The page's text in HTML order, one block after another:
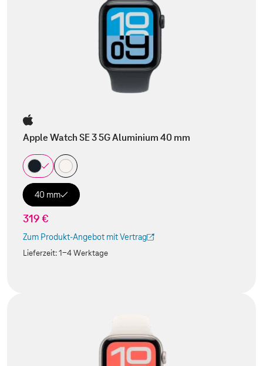
Apple Watch SE 3 5G Aluminium 40 mm
40 mm
319 €
Zum Produkt-Angebot mit Vertrag
(Der Link wird in einem neuen Tab geöffnet)
Lieferzeit:1-4 Werktage